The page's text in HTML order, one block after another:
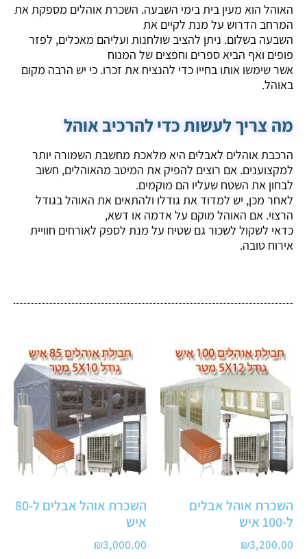
האוהל הוא מעין בית בימי השבעה. השכרת אוהלים מספקת את
המרחב הדרוש על מנת לקיים את
השבעה בשלום. ניתן להציב שולחנות ועליהם מאכלים, לפזר
פופים ואף הביא ספרים וחפצים של המנוח
אשר שימשו אותו בחייו כדי להנציח את זכרו. כי יש הרבה מקום
באוהל.
מה צריך לעשות כדי להרכיב אוהל
הרכבת אוהלים לאבלים היא מלאכת מחשבת השמורה יותר
למקצוענים. אם רוצים להפיק את המיטב מהאוהלים, חשוב
לבחון את השטח שעליו הם מוקמים.
לאחר מכן, יש למדוד את גודלו ולהתאים את האוהל בגודל
הרצוי. אם האוהל מוקם על אדמה או דשא,
כדאי לשקול לשכור גם שטיח על מנת לספק לאורחים חוויית
אירוח טובה.
השכרת אוהל אבלים
ל-100 איש
₪3,200.00
השכרת אוהל אבלים ל-80
איש
₪3,000.00